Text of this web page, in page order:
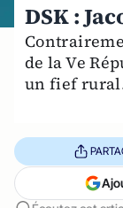
DSK :
de la Ve
un fief